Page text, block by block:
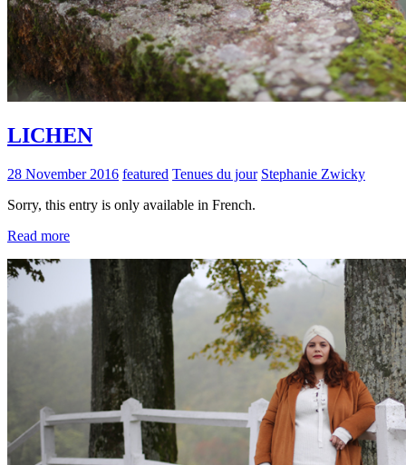
LICHEN
28 November 2016 featured Tenues du jour Stephanie Zwicky
Sorry, this entry is only available in French.
Read more